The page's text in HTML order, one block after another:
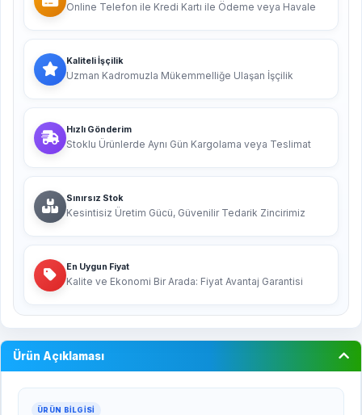
Online Telefon ile Kredi Kartı ile Ödeme veya Havale
Kaliteli İşçilik
Uzman Kadromuzla Mükemmelliğe Ulaşan İşçilik
Hızlı Gönderim
Stoklu Ürünlerde Aynı Gün Kargolama veya Teslimat
Sınırsız Stok
Kesintisiz Üretim Gücü, Güvenilir Tedarik Zincirimiz
En Uygun Fiyat
Kalite ve Ekonomi Bir Arada: Fiyat Avantaj Garantisi
Ürün Açıklaması
ÜRÜN BILGISI